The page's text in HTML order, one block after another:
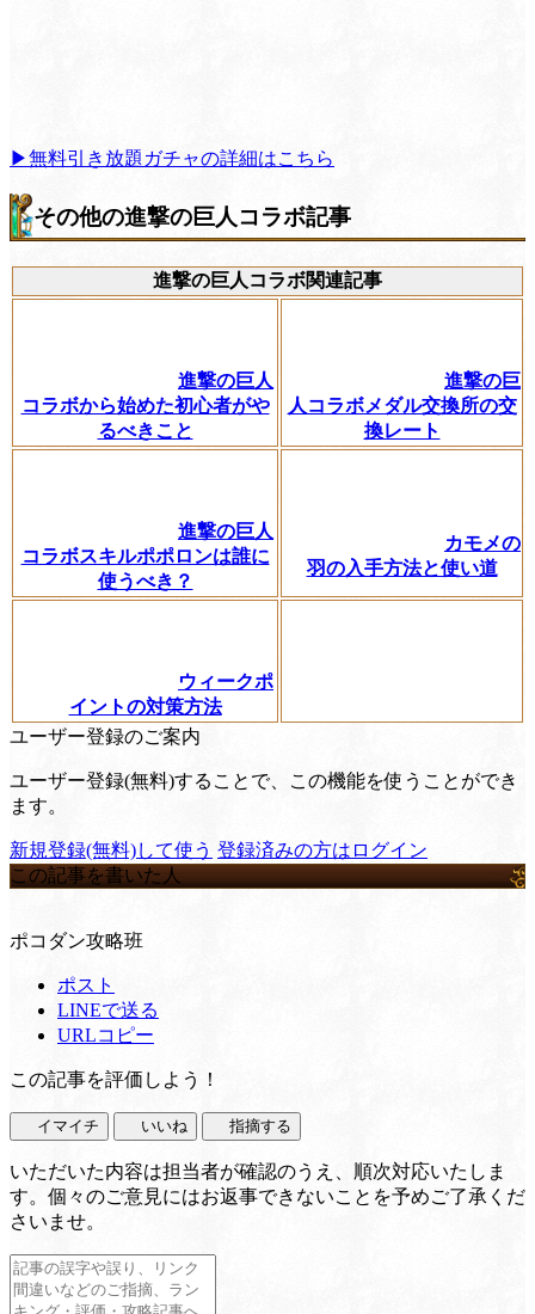
▶無料引き放題ガチャの詳細はこちら
その他の進撃の巨人コラボ記事
進撃の巨人コラボ関連記事
進撃の巨人
コラボから始めた初心者がや
るべきこと
進撃の巨
人コラボメダル交換所の交
換レート
進撃の巨人
コラボスキルポポロンは誰に
使うべき？
カモメの
羽の入手方法と使い道
ウィークポ
イントの対策方法
ユーザー登録のご案内
ユーザー登録(無料)することで、この機能を使うことができ
ます。
新規登録(無料)して使う 登録済みの方はログイン
この記事を書いた人
ポコダン攻略班
ポスト
LINEで送る
URLコピー
この記事を評価しよう！
イマイチ いいね 指摘する
いただいた内容は担当者が確認のうえ、順次対応いたしま
す。個々のご意見にはお返事できないことを予めご了承くだ
さいませ。